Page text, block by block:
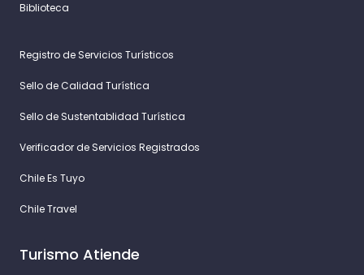
Biblioteca
Registro de Servicios Turísticos
Sello de Calidad Turística
Sello de Sustentablidad Turística
Verificador de Servicios Registrados
Chile Es Tuyo
Chile Travel
Turismo Atiende